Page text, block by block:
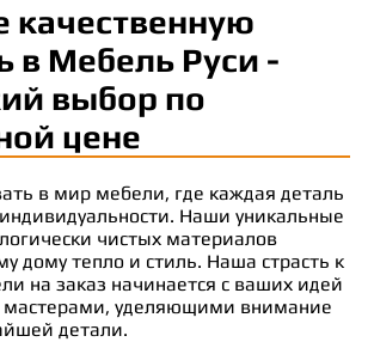
качественную
в Мебель Руси -
выбор по
цене
в мир мебели, где каждая деталь
индивидуальности. Наши уникальные
чистых материалов
дому тепло и стиль. Наша страсть к
на заказ начинается с ваших идей
мастерами, уделяющими внимание
детали.